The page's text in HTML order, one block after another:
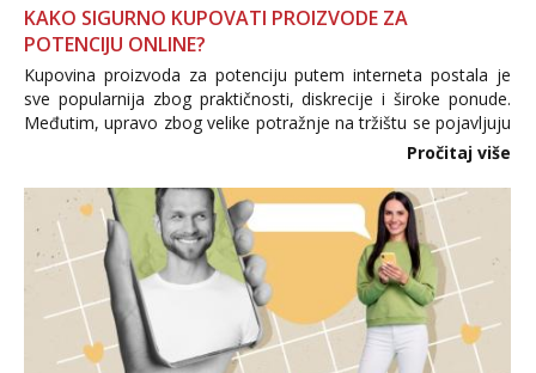
KAKO SIGURNO KUPOVATI PROIZVODE ZA
POTENCIJU ONLINE?
Kupovina proizvoda za potenciju putem interneta postala je
sve popularnija zbog praktičnosti, diskrecije i široke ponude.
Međutim, upravo zbog velike potražnje na tržištu se pojavljuju
i brojni krivotvoreni proizvodi, nepouzdane internetske
Pročitaj više